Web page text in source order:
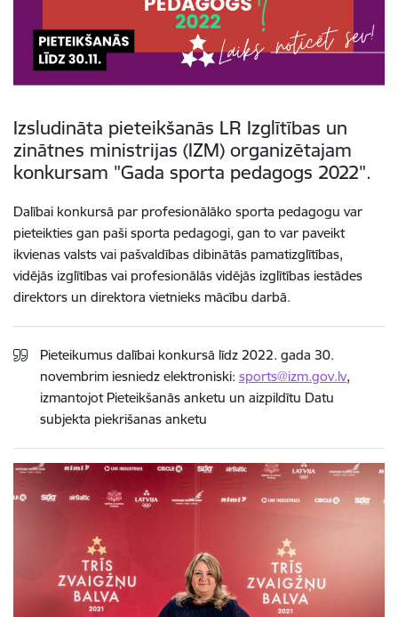
Izsludināta pieteikšanās LR Izglītības un
zinātnes ministrijas (IZM) organizētajam
konkursam "Gada sporta pedagogs 2022".
Dalībai konkursā par profesionālāko sporta pedagogu var
pieteikties gan paši sporta pedagogi, gan to var paveikt
ikvienas valsts vai pašvaldības dibinātās pamatizglītības,
vidējās izglītības vai profesionālās vidējās izglītības iestādes
direktors un direktora vietnieks mācību darbā.
Pieteikumus dalībai konkursā līdz 2022. gada 30.
novembrim iesniedz elektroniski: sports@izm.gov.lv,
izmantojot Pieteikšanās anketu un aizpildītu Datu
subjekta piekrišanas anketu